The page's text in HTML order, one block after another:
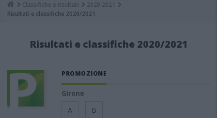
Breadcrumb
Classifiche e risultati
2020 2021
Risultati e classifiche 2020/2021
Risultati e classifiche 2020/2021
PROMOZIONE
Girone
A
B